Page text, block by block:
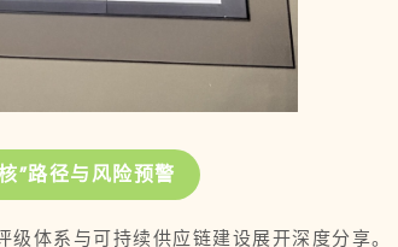
”路径与风险预警
系与可持续供应链建设展开深度分享。